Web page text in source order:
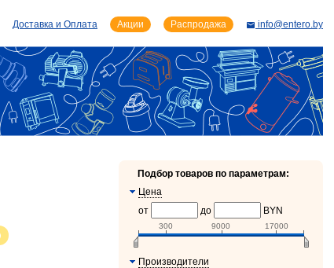
Подбор товаров по параметрам:
Цена
от
до BYN
300 9000 17000
Производители
Доставка и Оплата Акции Распродажа info@entero.by